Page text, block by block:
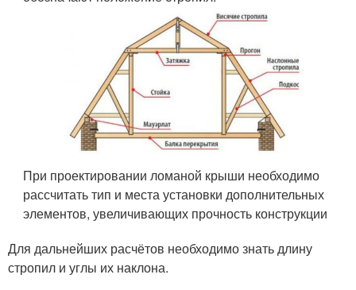
При проектировании ломаной крыши необходимо
рассчитать тип и места установки дополнительных
элементов, увеличивающих прочность конструкции
Для дальнейших расчётов необходимо знать длину
стропил и углы их наклона.